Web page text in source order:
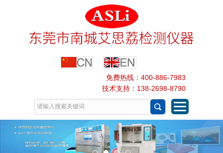
免费热线：400-886-7983
技术支持：138-2698-8790